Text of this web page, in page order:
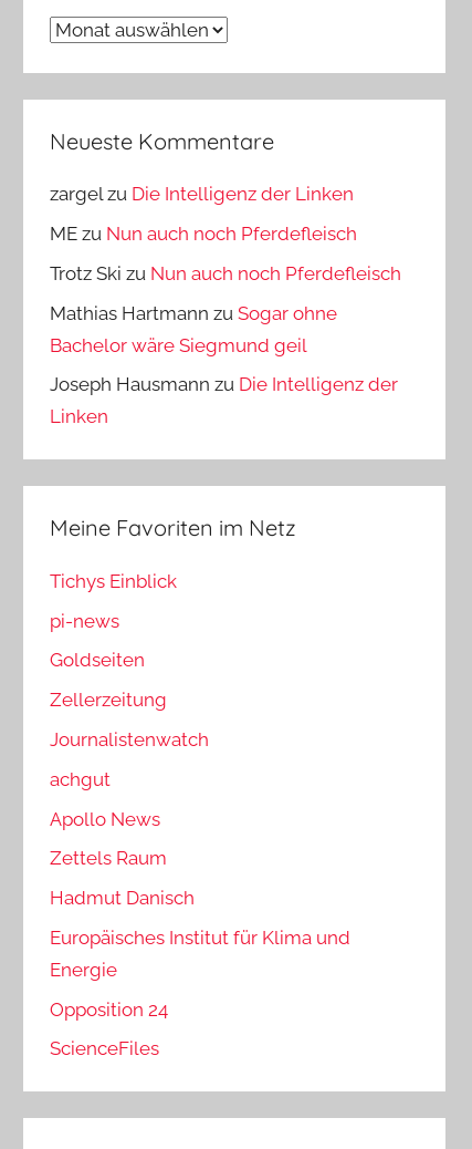
Archiv
Neueste Kommentare
zargelzu Die Intelligenz der Linken
ME zu Nun auch noch Pferdefleisch
Trotz Ski zu Nun auch noch Pferdefleisch
Mathias Hartmann zuSogar ohne
Bachelor wäre Siegmund geil
Joseph Hausmann zu Die Intelligenz der
Linken
Meine Favoriten im Netz
Tichys Einblick
pi-news
Goldseiten
Zellerzeitung
Journalistenwatch
achgut
Apollo News
Zettels Raum
Hadmut Danisch
Europäisches Institut für Klima und
Energie
Opposition 24
ScienceFiles